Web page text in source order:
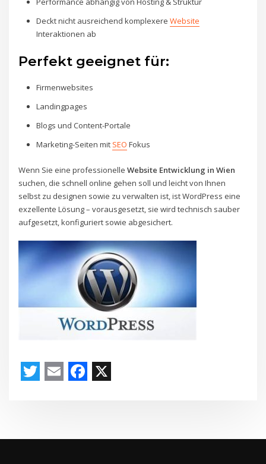
Deckt nicht ausreichend komplexere Website
Interaktionen ab
Perfekt geeignet für:
Firmenwebsites
Landingpages
Blogs und Content-Portale
Marketing-Seiten mit SEO Fokus
Wenn Sie eine professionelleWebsite Entwicklung in Wien
suchen, die schnell online gehen soll und leicht von Ihnen
selbst zu designen sowie zu verwalten ist, ist WordPress eine
exzellente Lösung – vorausgesetzt, sie wird technisch sauber
aufgesetzt, konfiguriert sowie abgesichert.